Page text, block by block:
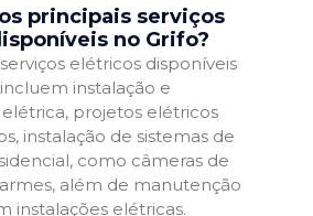
principais serviços
no Grifo?
elétricos disponíveis
instalação e
projetos elétricos
instalação de sistemas de
como câmeras de
além de manutenção
instalações elétricas.